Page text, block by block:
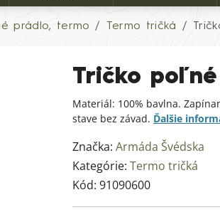
prádlo, termo Termo tričká
Tričko poľné
Materiál: 100% bavlna.
stave bez závad. Ďalšie
Značka: Armáda Švédska
Kategórie: Termo tričká
Kód: 91090600